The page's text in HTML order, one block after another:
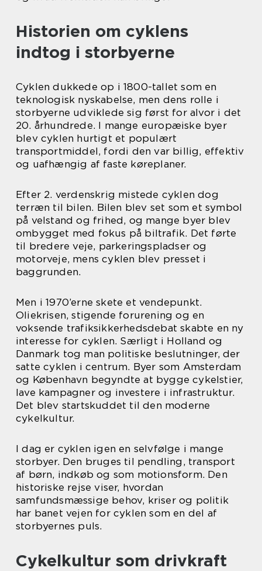
Historien om cyklens
indtog i storbyerne
Cyklen dukkede op i 1800-tallet som en
teknologisk nyskabelse, men dens rolle i
storbyerne udviklede sig først for alvor i det
20. århundrede. I mange europæiske byer
blev cyklen hurtigt et populært
transportmiddel, fordi den var billig, effektiv
og uafhængig af faste køreplaner.
Efter 2. verdenskrig mistede cyklen dog
terræn til bilen. Bilen blev set som et symbol
på velstand og frihed, og mange byer blev
ombygget med fokus på biltrafik. Det førte
til bredere veje, parkeringspladser og
motorveje, mens cyklen blev presset i
baggrunden.
Men i 1970’erne skete et vendepunkt.
Oliekrisen, stigende forurening og en
voksende trafiksikkerhedsdebat skabte en ny
interesse for cyklen. Særligt i Holland og
Danmark tog man politiske beslutninger, der
satte cyklen i centrum. Byer som Amsterdam
og København begyndte at bygge cykelstier,
lave kampagner og investere i infrastruktur.
Det blev startskuddet til den moderne
cykelkultur.
I dag er cyklen igen en selvfølge i mange
storbyer. Den bruges til pendling, transport
af børn, indkøb og som motionsform. Den
historiske rejse viser, hvordan
samfundsmæssige behov, kriser og politik
har banet vejen for cyklen som en del af
storbyernes puls.
Cykelkultur som drivkraft